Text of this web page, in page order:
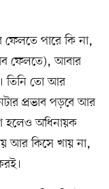
ফেলতে পারে কি না,
ফেলতে), আবার
তিনি তো আর
প্রভাব পড়বে আর
হলেও অধিনায়ক
আর কিসে খায় না,